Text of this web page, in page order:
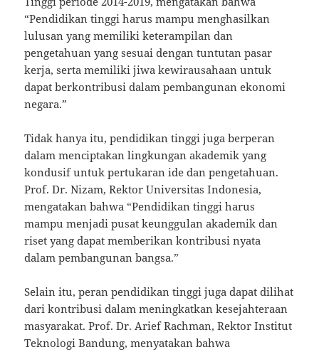
“Pendidikan tinggi harus mampu menghasilkan
lulusan yang memiliki keterampilan dan
pengetahuan yang sesuai dengan tuntutan pasar
kerja, serta memiliki jiwa kewirausahaan untuk
dapat berkontribusi dalam pembangunan ekonomi
negara.”
Tidak hanya itu, pendidikan tinggi juga berperan
dalam menciptakan lingkungan akademik yang
kondusif untuk pertukaran ide dan pengetahuan.
Prof. Dr. Nizam, Rektor Universitas Indonesia,
mengatakan bahwa “Pendidikan tinggi harus
mampu menjadi pusat keunggulan akademik dan
riset yang dapat memberikan kontribusi nyata
dalam pembangunan bangsa.”
Selain itu, peran pendidikan tinggi juga dapat dilihat
dari kontribusi dalam meningkatkan kesejahteraan
masyarakat. Prof. Dr. Arief Rachman, Rektor Institut
Teknologi Bandung, menyatakan bahwa